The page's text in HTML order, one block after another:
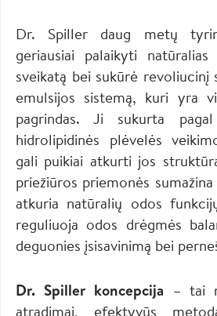
Dr. Spiller daug metų
geriausiai palaikyti
sveikatą bei sukūrė revoliucinį
emulsijos sistemą, kuri yra
pagrindas. Ji sukurta
hidrolipidinės plėvelės
gali puikiai atkurti jos
priežiūros priemonės
atkuria natūralių odos
reguliuoja odos drėgmės
deguonies įsisavinimą bei
Dr. Spiller koncepcija – tai
atradimai, efektyvūs